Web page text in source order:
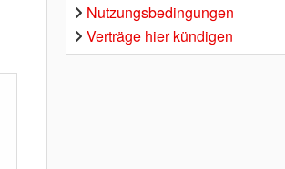
Nutzungsbedingungen
Verträge hier kündigen